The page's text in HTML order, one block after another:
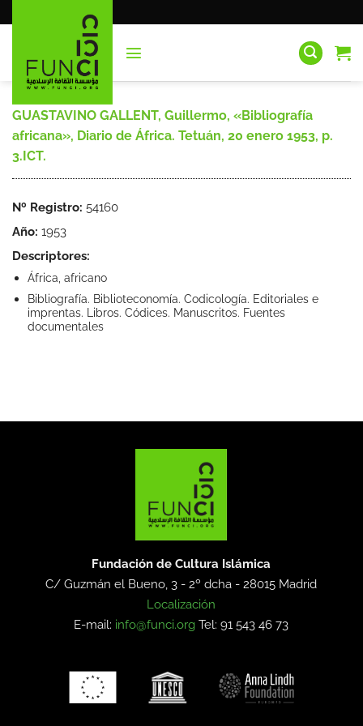
al
GUASTAVINO GALLENT, Guillermo, «Bibliografía
africana», Diario de África. Tetuán, 20 enero 1953, p.
3.ICT.
Nº Registro: 54160
Año: 1953
Descriptores:
África, africano
Bibliografía. Biblioteconomía. Codicología. Editoriales e
imprentas. Libros. Códices. Manuscritos. Fuentes
documentales
Fundación de Cultura Islámica
C/ Guzmán el Bueno, 3 - 2º dcha -28015 Madrid
Localización
E-mail: info@funci.org Tel: 91 543 46 73